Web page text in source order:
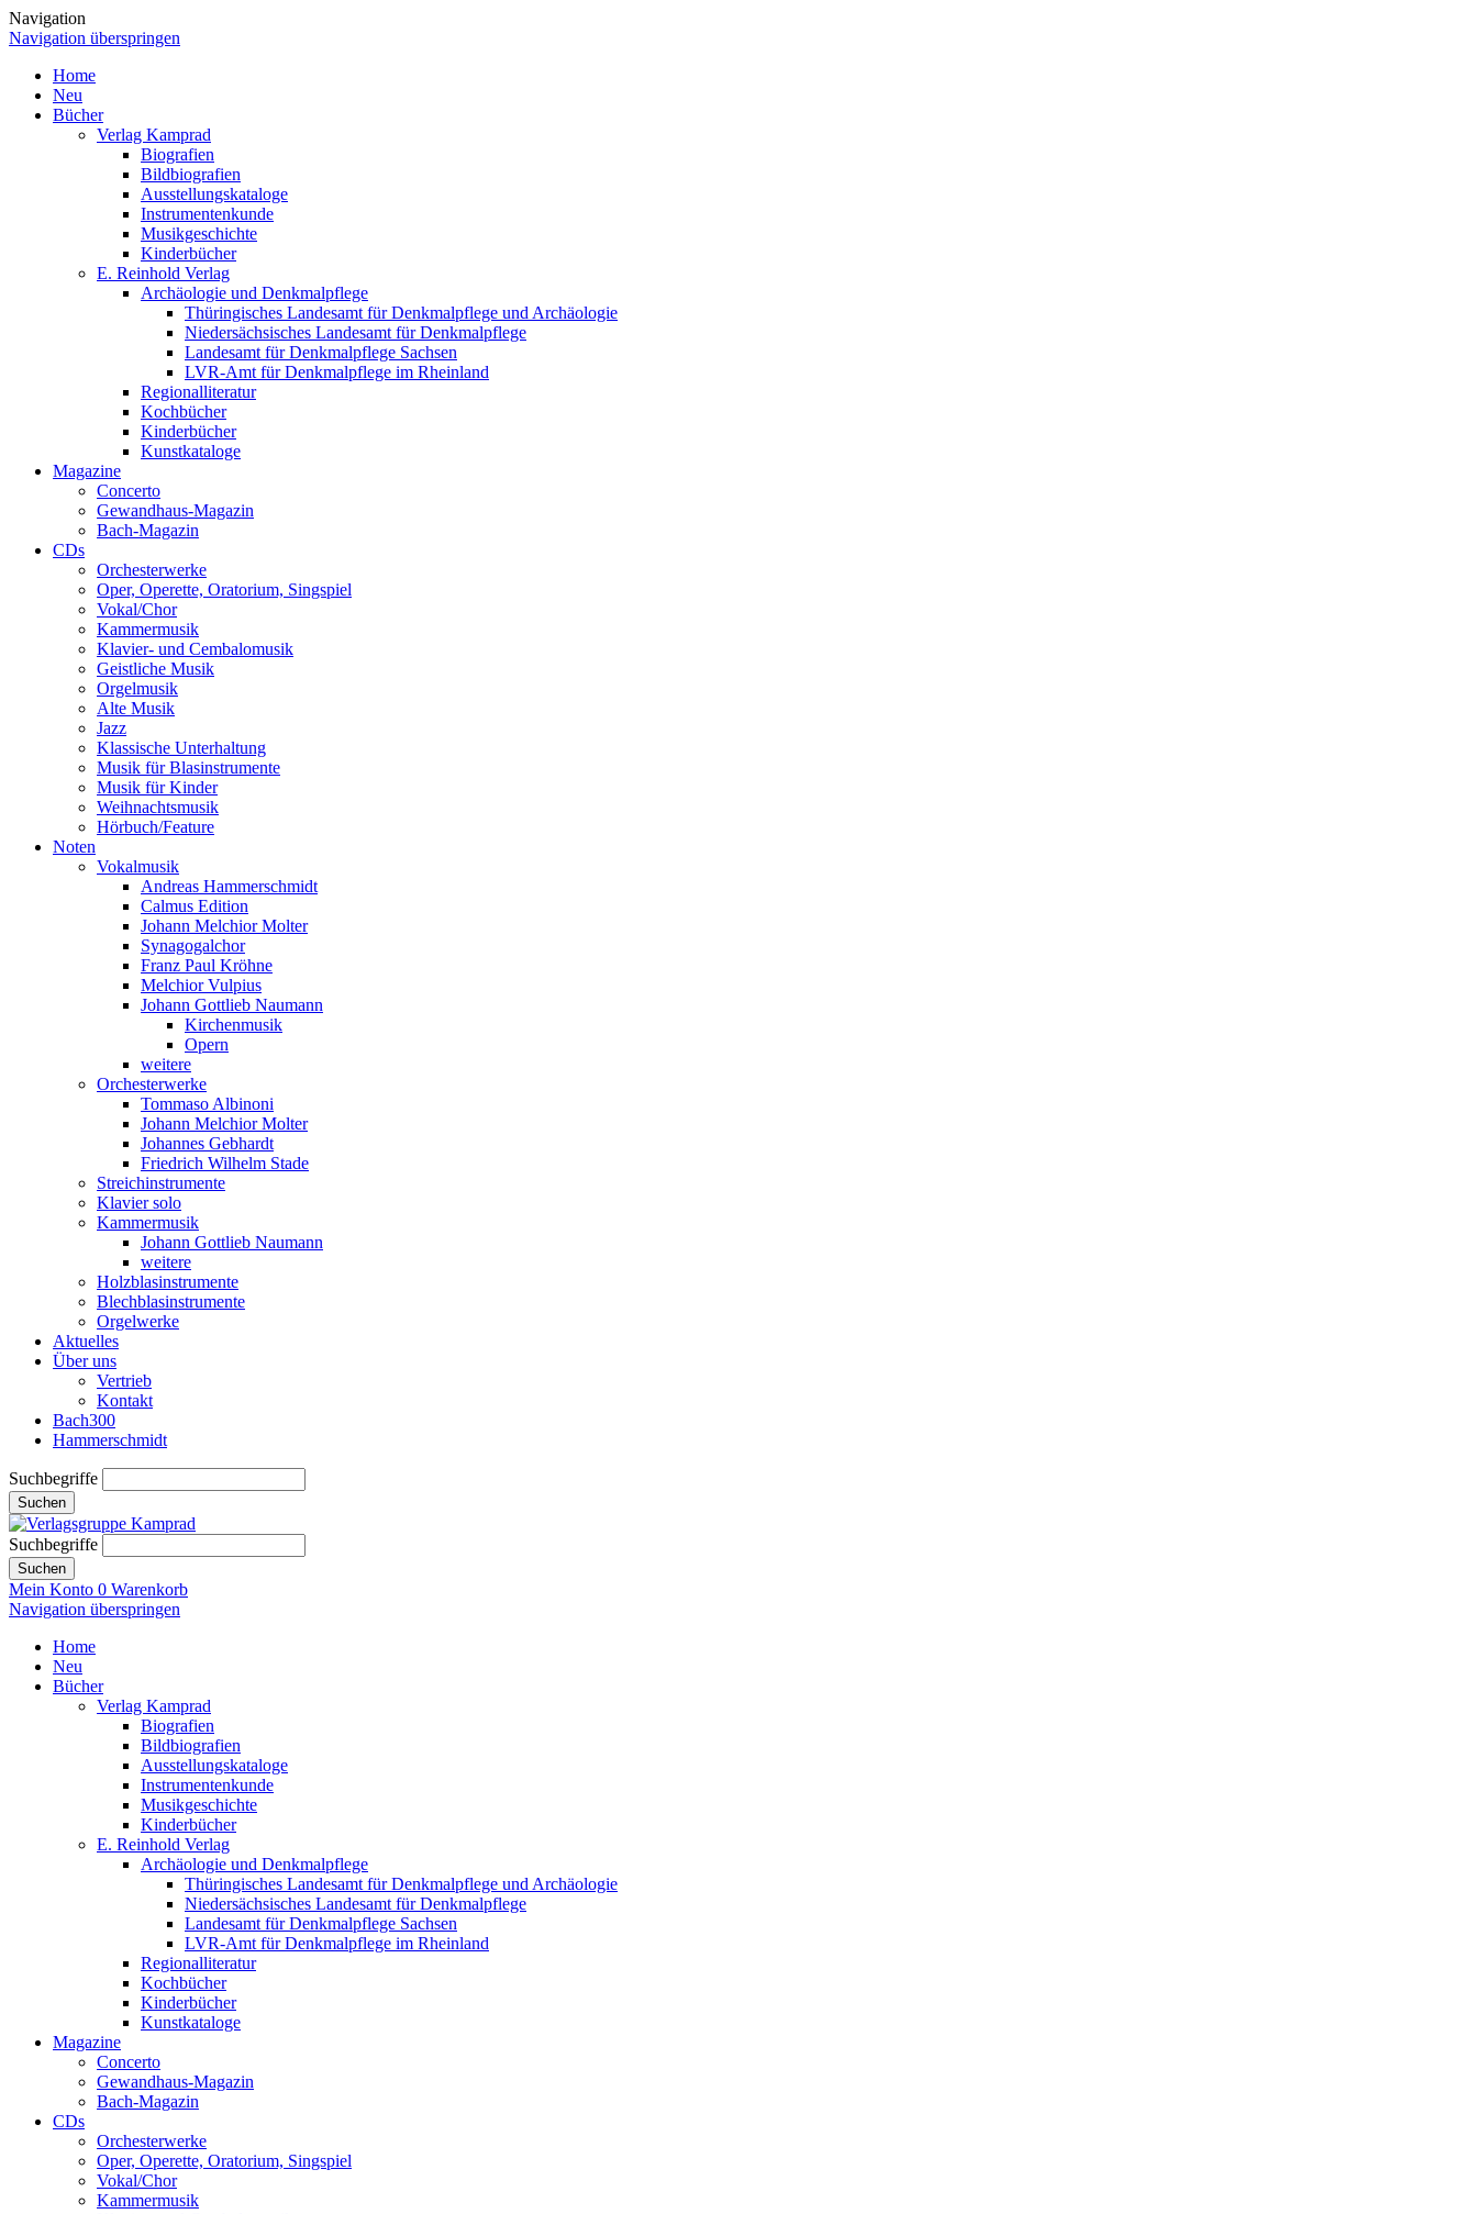
Navigation
Navigation überspringen
Home
Neu
Bücher
Verlag Kamprad
Biografien
Bildbiografien
Ausstellungskataloge
Instrumentenkunde
Musikgeschichte
Kinderbücher
E. Reinhold Verlag
Archäologie und Denkmalpflege
Thüringisches Landesamt für Denkmalpflege und Archäologie
Niedersächsisches Landesamt für Denkmalpflege
Landesamt für Denkmalpflege Sachsen
LVR-Amt für Denkmalpflege im Rheinland
Regionalliteratur
Kochbücher
Kinderbücher
Kunstkataloge
Magazine
Concerto
Gewandhaus-Magazin
Bach-Magazin
CDs
Orchesterwerke
Oper, Operette, Oratorium, Singspiel
Vokal/Chor
Kammermusik
Klavier- und Cembalomusik
Geistliche Musik
Orgelmusik
Alte Musik
Jazz
Klassische Unterhaltung
Musik für Blasinstrumente
Musik für Kinder
Weihnachtsmusik
Hörbuch/Feature
Noten
Vokalmusik
Andreas Hammerschmidt
Calmus Edition
Johann Melchior Molter
Synagogalchor
Franz Paul Kröhne
Melchior Vulpius
Johann Gottlieb Naumann
Kirchenmusik
Opern
weitere
Orchesterwerke
Tommaso Albinoni
Johann Melchior Molter
Johannes Gebhardt
Friedrich Wilhelm Stade
Streichinstrumente
Klavier solo
Kammermusik
Johann Gottlieb Naumann
weitere
Holzblasinstrumente
Blechblasinstrumente
Orgelwerke
Aktuelles
Über uns
Vertrieb
Kontakt
Bach300
Hammerschmidt
Suchbegriffe
Suchen
Suchbegriffe
Suchen
Mein Konto 0 Warenkorb
Navigation überspringen
Home
Neu
Bücher
Verlag Kamprad
Biografien
Bildbiografien
Ausstellungskataloge
Instrumentenkunde
Musikgeschichte
Kinderbücher
E. Reinhold Verlag
Archäologie und Denkmalpflege
Thüringisches Landesamt für Denkmalpflege und Archäologie
Niedersächsisches Landesamt für Denkmalpflege
Landesamt für Denkmalpflege Sachsen
LVR-Amt für Denkmalpflege im Rheinland
Regionalliteratur
Kochbücher
Kinderbücher
Kunstkataloge
Magazine
Concerto
Gewandhaus-Magazin
Bach-Magazin
CDs
Orchesterwerke
Oper, Operette, Oratorium, Singspiel
Vokal/Chor
Kammermusik